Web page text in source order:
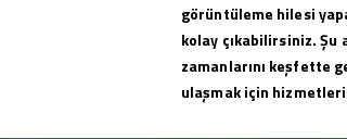
görüntüleme hilesi
kolay çıkabilirsiniz. Şu
zamanlarını keşfette
ulaşmak için